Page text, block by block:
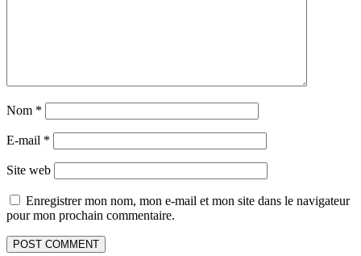
Nom *
E-mail *
Site web
Enregistrer mon nom, mon e-mail et mon site dans le navigateur
pour mon prochain commentaire.